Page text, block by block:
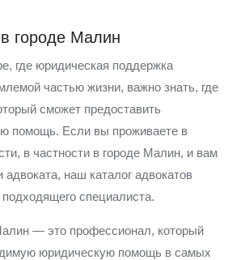
городе Малин
где юридическая поддержка
частью жизни, важно знать, где
сможет предоставить
помощь. Если вы проживаете в
в частности в городе Малин, и вам
наш каталог адвокатов
специалиста.
— это профессионал, который
юридическую помощь в самых